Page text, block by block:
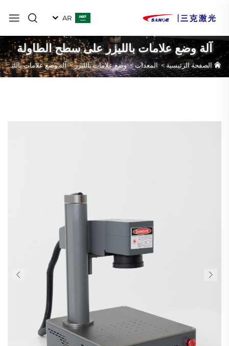
AR
آلة وضع علامات بالليزر على سطح الطاولة
الصفحة الرئيسية>المعدات>وضع علامات بالليزر>آلة وضع علامات بالليزر على سطح الطاولة